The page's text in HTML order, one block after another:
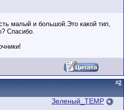
малый и большой.Это какой тип,
Спасибо.
#2
Зеленый_TEMP